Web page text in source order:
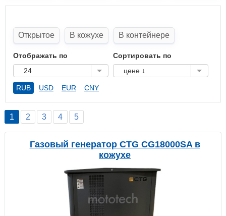
Открытое В кожухе В контейнере
Отображать по
24
Сортировать по
цене ↓
RUB USD EUR CNY
1 2 3 4 5
Газовый генератор CTG CG18000SA в
кожухе